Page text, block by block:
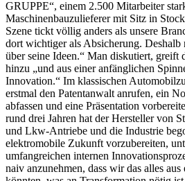
GRUPPE“, einem 2.500 Mitarbeiter
Maschinenbauzulieferer mit Sitz in
Szene tickt völlig anders als unsere
dort wichtiger als Absicherung. Deshalb
über seine Ideen.“ Man diskutiert, greift
hinzu „und aus einer anfänglichen
Innovation.“ Im klassischen
erstmal den Patentanwalt anrufen, ein
abfassen und eine Präsentation
rund drei Jahren hat der Hersteller von
und Lkw-Antriebe und die Industrie
elektromobile Zukunft vorzubereiten,
umfangreichen internen
naiv anzunehmen, dass wir das alles